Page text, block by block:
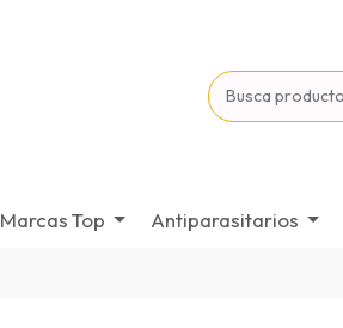
Marcas Top Antiparasitarios